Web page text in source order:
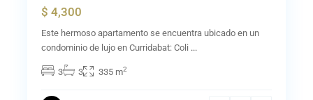
$ 4,300
Este hermoso apartamento se encuentra ubicado en un
condominio de lujo en Curridabat: Coli ...
3 3 335 m2